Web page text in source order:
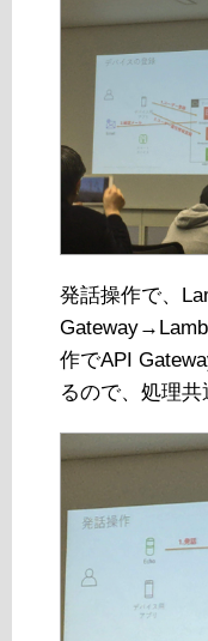
発話操作で、
作でAPI
るので、処理共